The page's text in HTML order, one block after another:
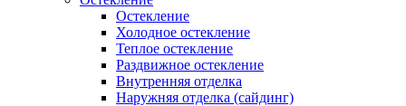
Остекление
Холодное остекление
Теплое остекление
Раздвижное остекление
Внутренняя отделка
Наружняя отделка (сайдинг)